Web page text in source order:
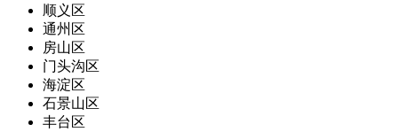
顺义区
通州区
房山区
门头沟区
海淀区
石景山区
丰台区